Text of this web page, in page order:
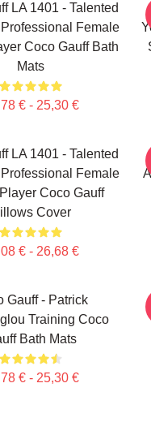
LA 1401 - Talented
Female
Coco Gauff Bath
Mats
€ - 25,30 €
LA 1401 - Talented
Female
Coco Gauff
Cover
€ - 26,68 €
Gauff - Patrick
Training Coco
Bath Mats
€ - 25,30 €